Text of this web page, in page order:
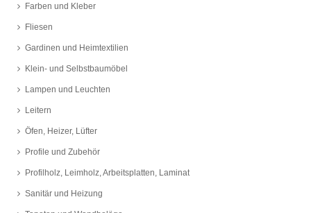
Farben und Kleber
Fliesen
Gardinen und Heimtextilien
Klein- und Selbstbaumöbel
Lampen und Leuchten
Leitern
Öfen, Heizer, Lüfter
Profile und Zubehör
Profilholz, Leimholz, Arbeitsplatten, Laminat
Sanitär und Heizung